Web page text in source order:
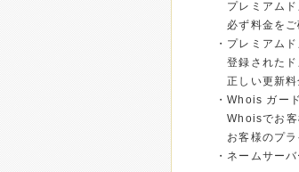
プレミアムド
必ず料金をご
・プレミアム
登録されたド
正しい更新料
・Whois ガ
Whoisでお客
お客様のプラ
・ネームサー